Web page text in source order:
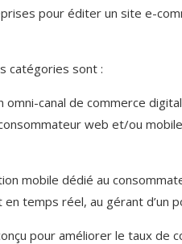
pour éditer un site e-
catégories sont :
omni-canal de commerce
web et/ou
mobile dédié au
temps réel, au gérant d’un
pour améliorer le taux de